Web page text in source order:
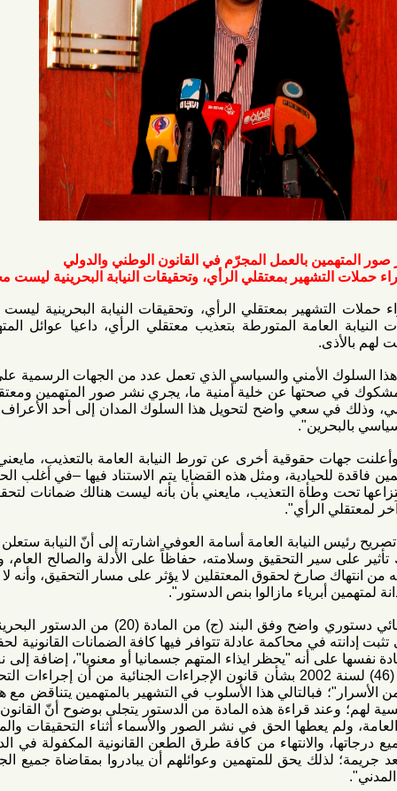
بالعمل المجرّم في القانون الوطني والدولي
بمعتقلي الرأي، وتحقيقات النيابة البحرينية ليست محل ثقة
بمعتقلي الرأي، وتحقيقات النيابة البحرينية ليست محل ثقة
المتورطة بتعذيب معتقلي الرأي، داعيا عوائل المتهمين إلى
الأمني والسياسي الذي تعمل عدد من الجهات الرسمية على تأصيله،
عن خلية أمنية ما، يجري نشر صور المتهمين ومعتقلي الرأي
سعي واضح لتحويل هذا السلوك المدان إلى أحد الأعراف الإعلامية
أخرى عن تورط النيابة العامة بالتعذيب، مايعني بأن هذه
ومثل هذه القضايا يتم الاستناد فيها –في أغلب الحالات- من
وطأة التعذيب، مايعني بأن بأنه ليست هنالك ضمانات لتحقق العدالة
الرأي".
العامة أسامة العوفي اشارته إلى أنّ النيابة ستعلن تباعاً عما
التحقيق وسلامته، حفاظاً على الأدلة والصالح العام، وكأنّ نشر
لحقوق المعتقلين لا يؤثر على مسار التحقيق، وأنه لا يعد اجراء
مازالوا بنص الدستور".
وأردف درويش: "هنالك مبدأ جنائي دستوري واضح وفق البند (ج) من المادة (20) من الدستور البحريني، والتي
محاكمة عادلة تتوافر فيها كافة الضمانات القانونية لحفظ حقوق
أنه "يحظر ايذاء المتهم جسمانيا أو معنويا"، إضافة إلى نص المادة
(83) من المرسوم بقانون رقم (46) لسنة 2002 بشأن قانون الإجراءات الجنائية من أن إجراءات التحقيق ذاتها
فبالتالي هذا الأسلوب في التشهير بالمتهمين يتناقض مع هذه المادة
قراءة هذه المادة من الدستور يتجلى بوضوح أنّ القانون البحريني
يعطها الحق في نشر الصور والأسماء أثناء التحقيقات والمحاكمة إلا
من كافة طرق الطعن القانونية المكفولة في الدستور، ما
يحق للمتهمين وعوائلهم أن يبادروا بمقاضاة جميع الجهات التي